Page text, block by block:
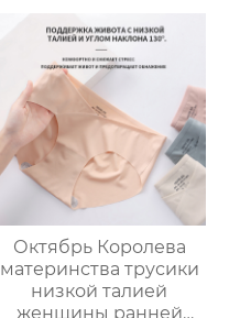
беременности
послеродовой
грудное
вскармливание плюс
размер бюстгальтер
Октябрь Королева
материнства трусики
низкой талией
женщины ранней